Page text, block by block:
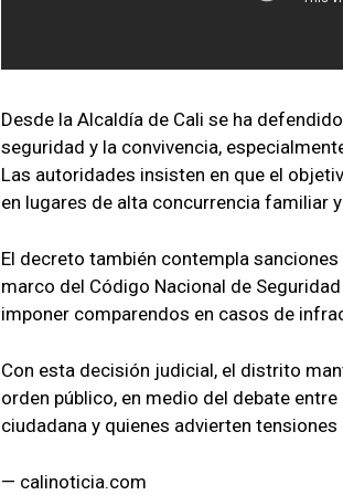
Desde la Alcaldía de Cali se ha
seguridad y la convivencia,
Las autoridades insisten en que el
en lugares de alta concurrencia familiar
El decreto también contempla
marco del Código Nacional de
imponer comparendos en casos de
Con esta decisión judicial, el distrito
orden público, en medio del debate
ciudadana y quienes advierten
— calinoticia.com